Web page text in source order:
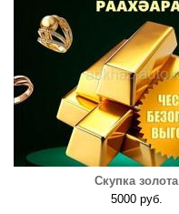
Скупка золота
5000 руб.